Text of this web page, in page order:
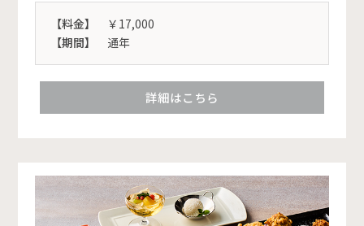
【料金】
￥17,000
【期間】
通年
詳細はこちら